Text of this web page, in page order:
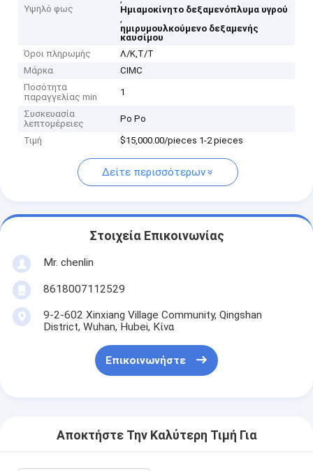
Υψηλό φως
Ημιαμοκίνητο δεξαμενόπλυμα υγρού
,
ημιρυμουλκούμενο δεξαμενής
καυσίμου
Όροι πληρωμής
Λ/Κ,Τ/Τ
Μάρκα
CIMC
Ποσότητα
παραγγελίας min
1
Συσκευασία
λεπτομέρειες
Ρο Ρο
Τιμή $15,000.00/pieces 1-2 pieces
Δείτε περισσότερων
Στοιχεία Επικοινωνίας
Mr. chenlin
8618007112529
9-2-602 Xinxiang Village Community, Qingshan
District, Wuhan, Hubei, Κίνα
Επικοινωνήστε
Αποκτήστε Την Καλύτερη Τιμή Για